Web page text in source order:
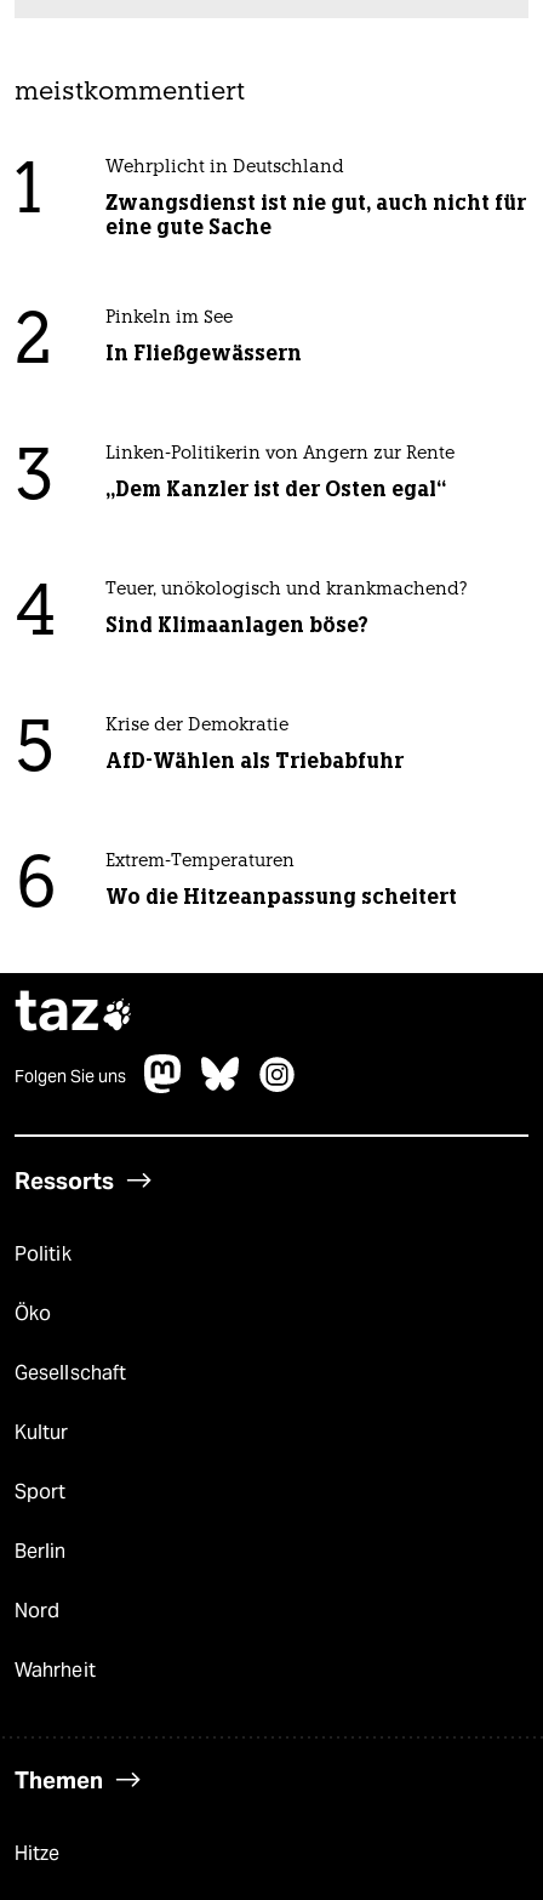
meistkommentiert
1 Wehrplicht in Deutschland
Zwangsdienst ist nie gut, auch nicht für
eine gute Sache
2 Pinkeln im See
In Fließgewässern
3 Linken-Politikerin von Angern zur Rente
„Dem Kanzler ist der Osten egal“
4 Teuer, unökologisch und krankmachend?
Sind Klimaanlagen böse?
5 Krise der Demokratie
AfD-Wählen als Triebabfuhr
6 Extrem-Temperaturen
Wo die Hitzeanpassung scheitert
taz
Folgen Sie uns
Ressorts
Politik
Öko
Gesellschaft
Kultur
Sport
Berlin
Nord
Wahrheit
Themen
Hitze